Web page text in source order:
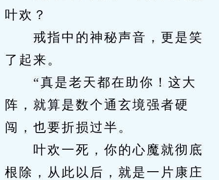
叶欢？
戒指中的神秘声音，更是笑
了起来。
“真是老天都在助你！这大
阵，就算是数个通玄境强者硬
闯，也要折损过半。
叶欢一死，你的心魔就彻底
根除，从此以后，就是一片康庄